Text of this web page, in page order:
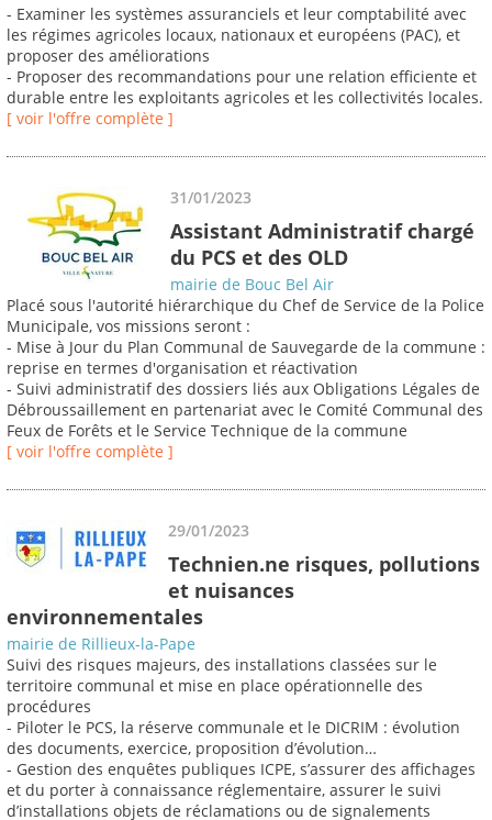
- Examiner les systèmes assuranciels et leur comptabilité avec
les régimes agricoles locaux, nationaux et européens (PAC), et
proposer des améliorations
- Proposer des recommandations pour une relation efficiente et
durable entre les exploitants agricoles et les collectivités locales.
[ voir l'offre complète ]
31/01/2023
Assistant Administratif chargé
du PCS et des OLD
mairie de Bouc Bel Air
Placé sous l'autorité hiérarchique du Chef de Service de la Police
Municipale, vos missions seront :
- Mise à Jour du Plan Communal de Sauvegarde de la commune :
reprise en termes d'organisation et réactivation
- Suivi administratif des dossiers liés aux Obligations Légales de
Débroussaillement en partenariat avec le Comité Communal des
Feux de Forêts et le Service Technique de la commune
[ voir l'offre complète ]
29/01/2023
Technien.ne risques, pollutions
et nuisances
environnementales
mairie de Rillieux-la-Pape
Suivi des risques majeurs, des installations classées sur le
territoire communal et mise en place opérationnelle des
procédures
- Piloter le PCS, la réserve communale et le DICRIM : évolution
des documents, exercice, proposition d’évolution…
- Gestion des enquêtes publiques ICPE, s’assurer des affichages
et du porter à connaissance réglementaire, assurer le suivi
d’installations objets de réclamations ou de signalements